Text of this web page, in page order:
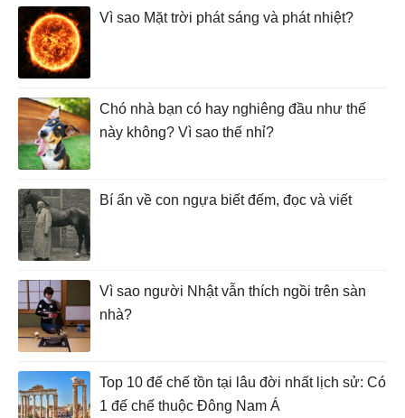
Vì sao Mặt trời phát sáng và phát nhiệt?
Chó nhà bạn có hay nghiêng đầu như thế
này không? Vì sao thế nhỉ?
Bí ẩn về con ngựa biết đếm, đọc và viết
Vì sao người Nhật vẫn thích ngồi trên sàn
nhà?
Top 10 đế chế tồn tại lâu đời nhất lịch sử: Có
1 đế chế thuộc Đông Nam Á